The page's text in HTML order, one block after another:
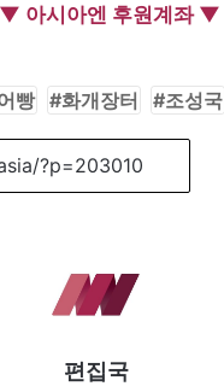
▼ 아시아엔 후원계좌 ▼
빵 화개장터 조성국
편집국